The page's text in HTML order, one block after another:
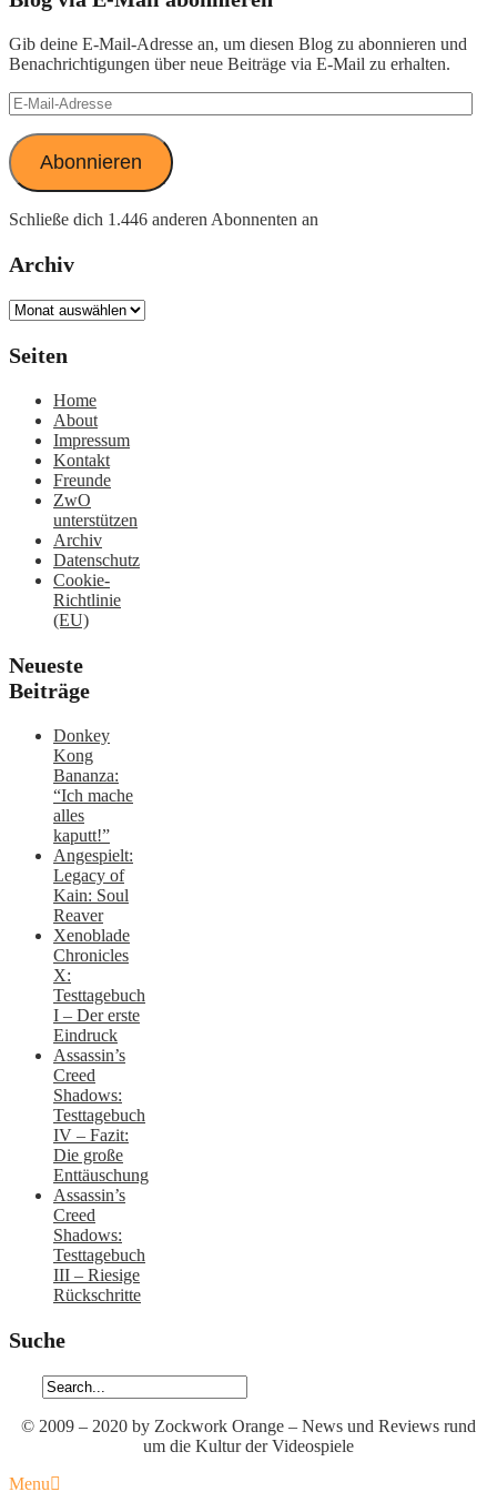
Gib deine E-Mail-Adresse an, um diesen Blog zu abonnieren und
Benachrichtigungen über neue Beiträge via E-Mail zu erhalten.
E-
Mail-
Adresse
Abonnieren
Schließe dich 1.446 anderen Abonnenten an
Archiv
Archiv
Seiten
Home
About
Impressum
Kontakt
Freunde
ZwO
unterstützen
Archiv
Datenschutz
Cookie-
Richtlinie
(EU)
Neueste
Beiträge
Donkey
Kong
Bananza:
“Ich mache
alles
kaputt!”
Angespielt:
Legacy of
Kain: Soul
Reaver
Xenoblade
Chronicles
X:
Testtagebuch
I – Der erste
Eindruck
Assassin’s
Creed
Shadows:
Testtagebuch
IV – Fazit:
Die große
Enttäuschung
Assassin’s
Creed
Shadows:
Testtagebuch
III – Riesige
Rückschritte
Suche
© 2009 – 2020 by Zockwork Orange – News und Reviews rund
um die Kultur der Videospiele
Menu